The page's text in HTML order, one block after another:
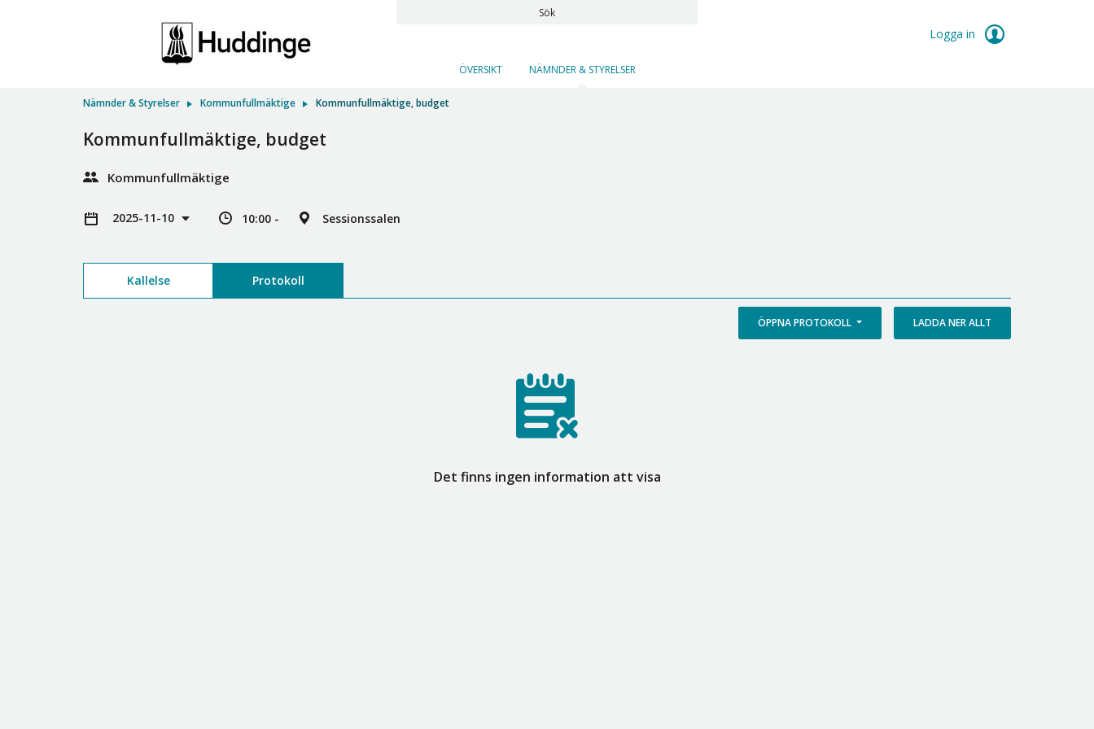
Sök
Logga in
ÖVERSIKT NÄMNDER & STYRELSER
Nämnder & Styrelser Kommunfullmäktige Kommunfullmäktige, budget
Kommunfullmäktige, budget
Kommunfullmäktige
2025-11-10 10:00 - Sessionssalen
Kallelse Protokoll
ÖPPNA PROTOKOLL LADDA NER ALLT
Det finns ingen information att visa